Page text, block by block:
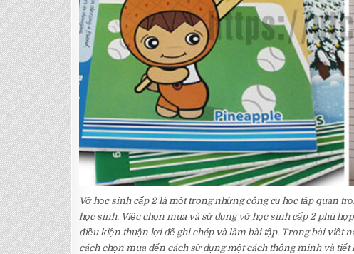
Vở học sinh cấp 2 là một trong những công cụ học tập quan
học sinh. Việc chọn mua và sử dụng vở học sinh cấp 2 phù
điều kiện thuận lợi để ghi chép và làm bài tập. Trong bài viết
cách chọn mua đến cách sử dụng một cách thông minh và